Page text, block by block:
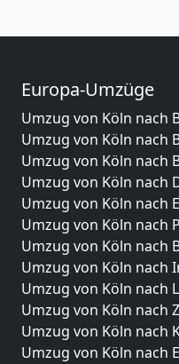
Europa-Umzüge
Umzug von Köln nach
Umzug von Köln nach
Umzug von Köln nach
Umzug von Köln nach
Umzug von Köln nach
Umzug von Köln nach
Umzug von Köln nach
Umzug von Köln nach
Umzug von Köln nach
Umzug von Köln nach
Umzug von Köln nach
Umzug von Köln nach